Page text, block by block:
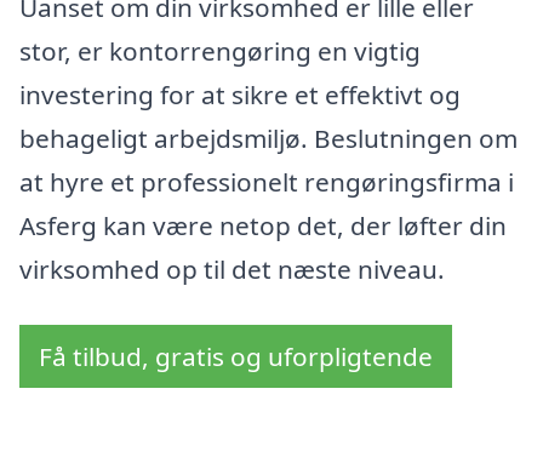
Uanset om din virksomhed er lille eller
stor, er kontorrengøring en vigtig
investering for at sikre et effektivt og
behageligt arbejdsmiljø. Beslutningen om
at hyre et professionelt rengøringsfirma i
Asferg kan være netop det, der løfter din
virksomhed op til det næste niveau.
Få tilbud, gratis og uforpligtende